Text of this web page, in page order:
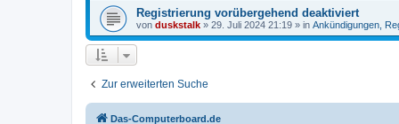
Registrierung vorübergehend deaktiviert
von duskstalk » 29. Juli 2024 21:19 » in Ankündigungen,
Zur erweiterten Suche
Das-Computerboard.de